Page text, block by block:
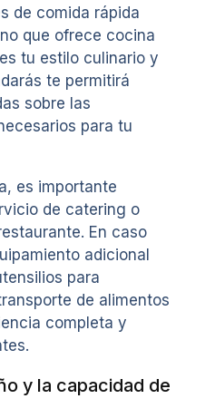
de comida rápida
que ofrece cocina
tu estilo culinario y
te permitirá
sobre las
para tu
es importante
de catering o
En caso
adicional
para
de alimentos
completa y
y la capacidad de